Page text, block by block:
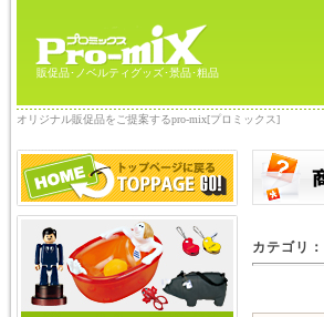
販促品･ノベルティグッズ･景品･粗品
オリジナル販促品をご提案するpro-mix[プロミックス]
カテゴリ